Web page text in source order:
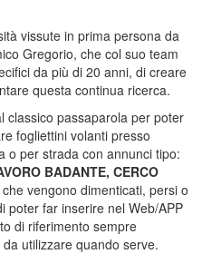
vissute in prima persona da
Gregorio, che col suo team
da più di 20 anni, di creare
questa continua ricerca.
classico passaparola per poter
fogliettini volanti presso
o per strada con annunci tipo:
BADANTE, CERCO
che vengono dimenticati, persi o
poter far inserire nel Web/APP
di riferimento sempre
utilizzare quando serve.